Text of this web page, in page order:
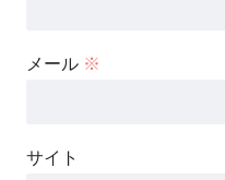
メール ※
サイト